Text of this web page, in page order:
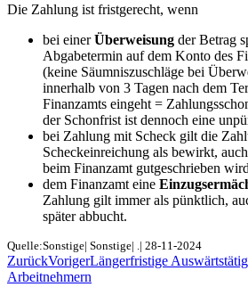
Die Zahlung ist fristgerecht, wenn
bei einerÜberweisung der Betrag
Abgabetermin auf dem Konto des
(keine Säumniszuschläge bei
innerhalb von 3 Tagen nach dem
Finanzamts eingeht =
der Schonfrist ist dennoch eine
bei Zahlung mit Scheck gilt die
Scheckeinreichung als bewirkt,
beim Finanzamt gutgeschrieben
dem Finanzamt eine
Zahlung gilt immer als pünktlich,
später abbucht.
Quelle:Sonstige| Sonstige| .| 28-11-2024
ZurückVorigerLängerfristige
Arbeitnehmern